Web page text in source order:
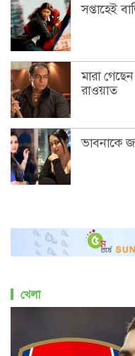
সপ্তাহেই
মারা
রাওয়াত
ভাবনাকে
খেলা